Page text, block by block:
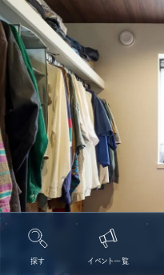
探す イベント一覧